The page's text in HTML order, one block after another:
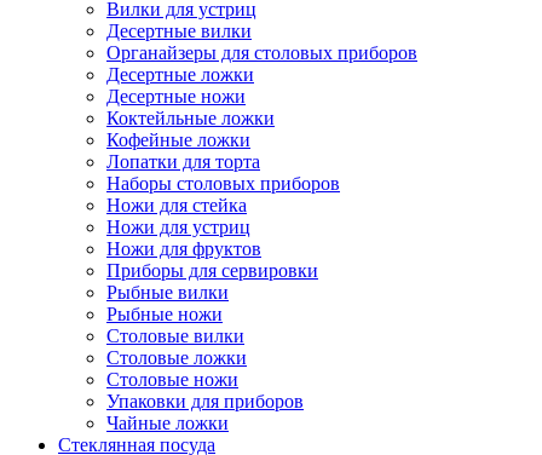
Вилки для устриц
Десертные вилки
Органайзеры для столовых приборов
Десертные ложки
Десертные ножи
Коктейльные ложки
Кофейные ложки
Лопатки для торта
Наборы столовых приборов
Ножи для стейка
Ножи для устриц
Ножи для фруктов
Приборы для сервировки
Рыбные вилки
Рыбные ножи
Столовые вилки
Столовые ложки
Столовые ножи
Упаковки для приборов
Чайные ложки
Стеклянная посуда